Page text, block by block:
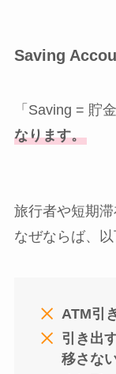
Saving
「Saving = 貯
なります。
旅行者や短期滞
なぜならば、
ATM引
引き出
移さな